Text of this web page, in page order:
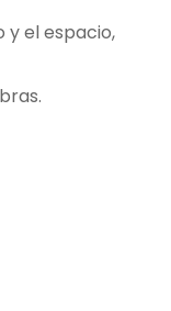
el espacio,